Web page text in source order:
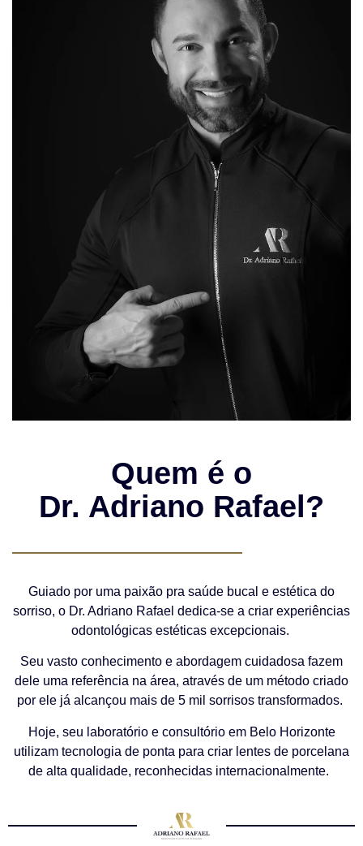
Quem é o
Dr. Adriano Rafael?
Guiado por uma paixão pra saúde bucal e estética do
sorriso, o Dr. Adriano Rafael dedica-se a criar experiências
odontológicas estéticas excepcionais.
Seu vasto conhecimento e abordagem cuidadosa fazem
dele uma referência na área, através de um método criado
por ele já alcançou mais de 5 mil sorrisos transformados.
Hoje, seu laboratório e consultório em Belo Horizonte
utilizam tecnologia de ponta para criar lentes de porcelana
de alta qualidade, reconhecidas internacionalmente.